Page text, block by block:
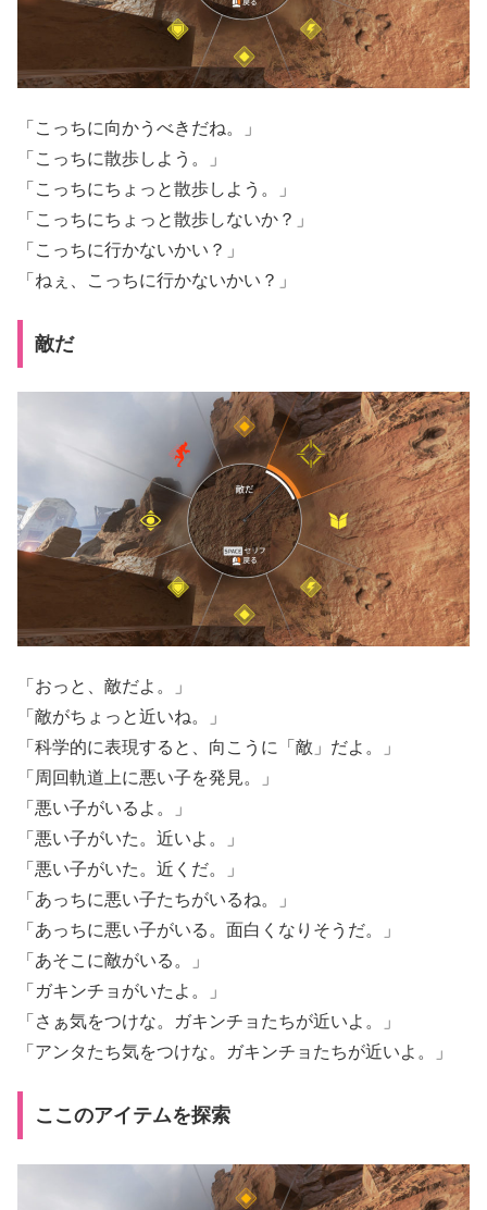
「こっちに向かうべきだね。」
「こっちに散歩しよう。」
「こっちにちょっと散歩しよう。」
「こっちにちょっと散歩しないか？」
「こっちに行かないかい？」
「ねぇ、こっちに行かないかい？」
敵だ
「おっと、敵だよ。」
「敵がちょっと近いね。」
「科学的に表現すると、向こうに「敵」だよ。」
「周回軌道上に悪い子を発見。」
「悪い子がいるよ。」
「悪い子がいた。近いよ。」
「悪い子がいた。近くだ。」
「あっちに悪い子たちがいるね。」
「あっちに悪い子がいる。面白くなりそうだ。」
「あそこに敵がいる。」
「ガキンチョがいたよ。」
「さぁ気をつけな。ガキンチョたちが近いよ。」
「アンタたち気をつけな。ガキンチョたちが近いよ。」
ここのアイテムを探索